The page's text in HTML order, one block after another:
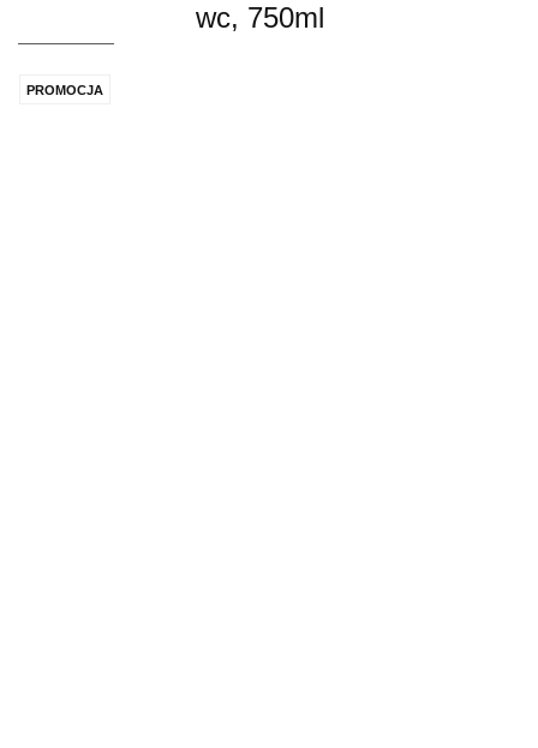
wc, 750ml
PROMOCJA